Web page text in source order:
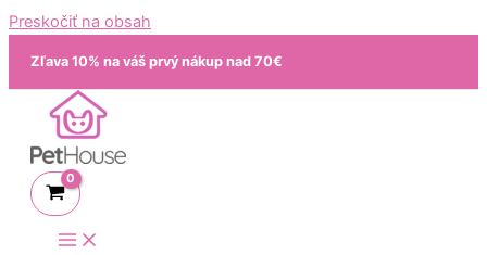
Preskočiť na obsah
Zľava 10% na váš prvý nákup nad 70€